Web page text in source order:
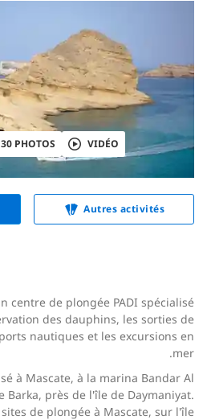
PHOTOS VIDÉO
Autres activités
centre de plongée PADI spécialisé
des dauphins, les sorties de
nautiques et les excursions en
mer.
à Mascate, à la marina Bandar Al
Barka, près de l'île de Daymaniyat.
de plongée à Mascate, sur l'île